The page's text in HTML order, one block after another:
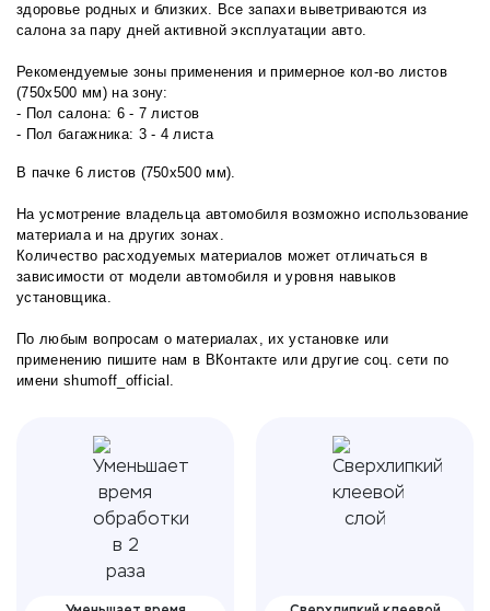
здоровье родных и близких. Все запахи выветриваются из
салона за пару дней активной эксплуатации авто.
Рекомендуемые зоны применения и примерное кол-во листов
(750х500 мм) на зону:
- Пол салона: 6 - 7 листов
- Пол багажника: 3 - 4 листа
В пачке 6 листов (750х500 мм).
На усмотрение владельца автомобиля возможно использование
материала и на других зонах.
Количество расходуемых материалов может отличаться в
зависимости от модели автомобиля и уровня навыков
установщика.
По любым вопросам о материалах, их установке или
применению пишите нам в ВКонтакте или другие соц. сети по
имени shumoff_official.